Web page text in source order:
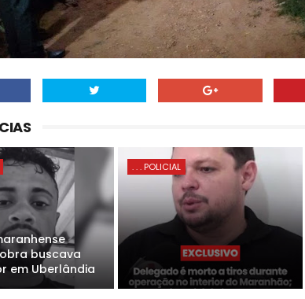
buscava
em Uberlândia
. . . POLICIAL